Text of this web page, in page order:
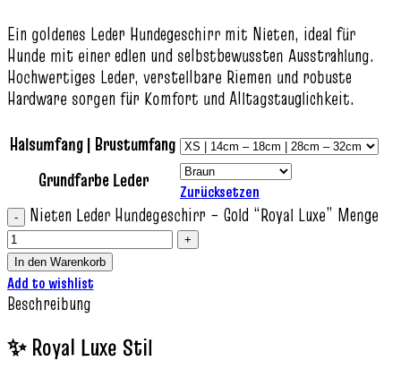
Ein goldenes Leder Hundegeschirr mit Nieten, ideal für
Hunde mit einer edlen und selbstbewussten Ausstrahlung.
Hochwertiges Leder, verstellbare Riemen und robuste
Hardware sorgen für Komfort und Alltagstauglichkeit.
Halsumfang | Brustumfang
Grundfarbe Leder
Zurücksetzen
Nieten Leder Hundegeschirr – Gold “Royal Luxe” Menge
In den Warenkorb
Add to wishlist
Beschreibung
✨ Royal Luxe Stil